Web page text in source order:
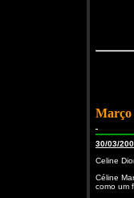
Março
30/03/
Celine
Céline
como um